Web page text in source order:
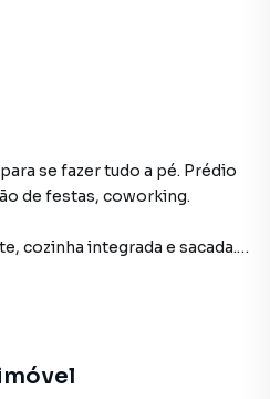
se fazer tudo a pé. Prédio
de festas, coworking.
cozinha integrada e sacada.
encontrou o que procurava ou